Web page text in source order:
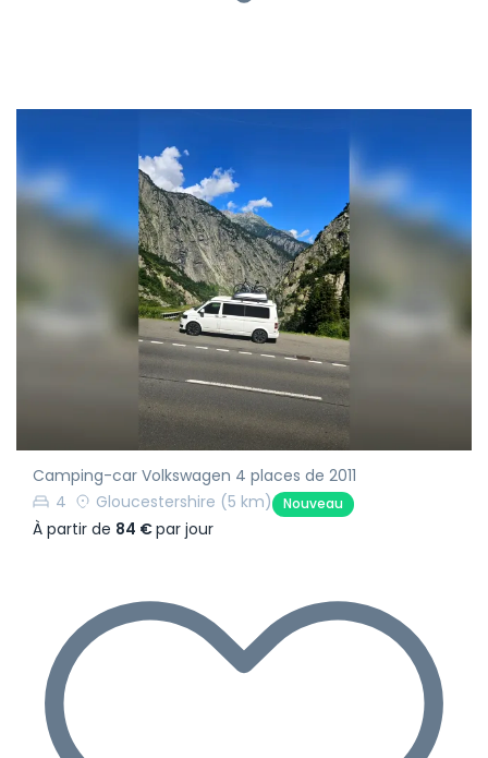
Camping-car Volkswagen 4 places de 2011
4
Gloucestershire (5 km) Nouveau
À partir de 84 €par jour